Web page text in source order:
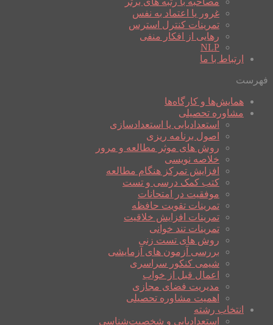
غرور یا اعتماد به نفس
تمرینات کنترل استرس
رهایی از افکار منفی
NLP
ارتباط با ما
فهرست
همایش‌ها و کارگاه‌ها
مشاوره تحصیلی
استعدادیابی یا استعدادسازی
اصول برنامه ریزی
روش های موثر مطالعه و مرور
خلاصه نویسی
افزایش تمرکز هنگام مطالعه
کتب کمک درسی و تست
موفقیت در امتحانات
تمرینات تقویت حافظه
تمرینات افزایش خلاقیت
تمرینات تند خوانی
روش های تست زنی
بررسی آزمون های آزمایشی
شیمی کنکور سراسری
اعمال قبل از خواب
مدیریت فضای مجازی
اهمیت مشاوره تحصیلی
انتخاب رشته
استعدادیابی و شخصیت‌شناسی